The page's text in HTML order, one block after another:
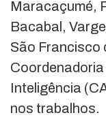
Maracaçumé,
Bacabal,
São Francisco
Inteligência
nos trabalhos.